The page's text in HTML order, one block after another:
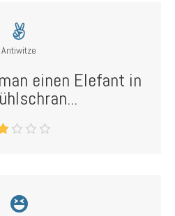
Antiwitze
einen Elefant in